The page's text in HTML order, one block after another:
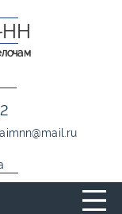
НН
@mail.ru